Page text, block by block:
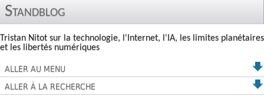
Standblog
Tristan Nitot sur la technologie, l'Internet, l'IA, les limites planétaires
et les libertés numériques
ALLER AU MENU
ALLER À LA RECHERCHE